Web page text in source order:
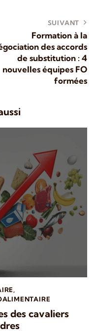
SUIVANT
Formation à la
des accords
de substitution : 4
nouvelles équipes FO
formées
,
des cavaliers